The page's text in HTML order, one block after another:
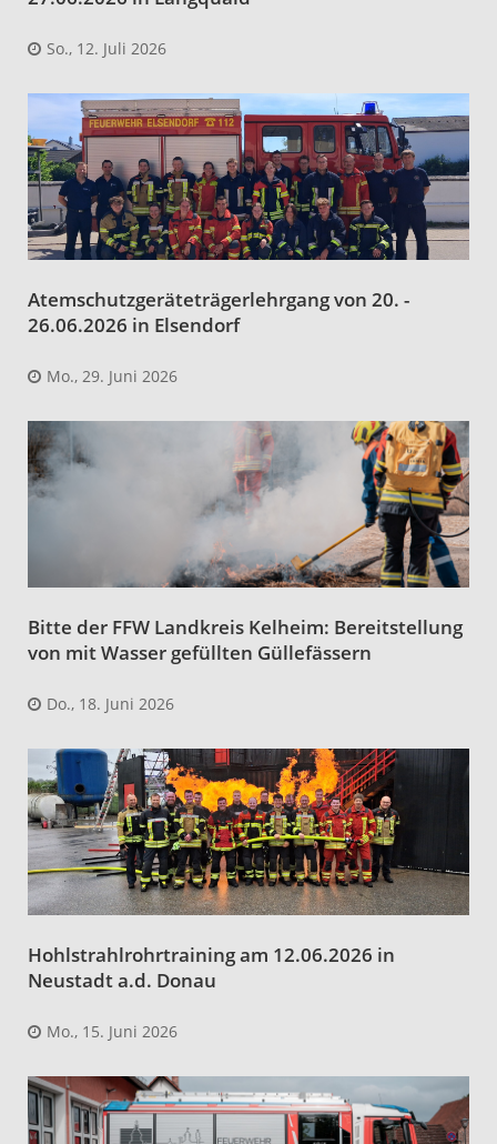
So., 12. Juli 2026
Atemschutzgeräteträgerlehrgang von 20. -
26.06.2026 in Elsendorf
Mo., 29. Juni 2026
Bitte der FFW Landkreis Kelheim: Bereitstellung
von mit Wasser gefüllten Güllefässern
Do., 18. Juni 2026
Hohlstrahlrohrtraining am 12.06.2026 in
Neustadt a.d. Donau
Mo., 15. Juni 2026